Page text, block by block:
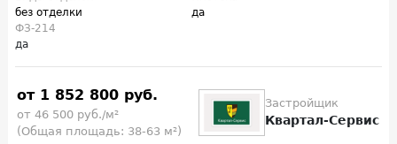
без отделки
да
ФЗ-214
да
от 1 852 800 руб.
от 46 500 руб./м²
(Общая площадь: 38-63 м²)
Застройщик
Квартал-Сервис